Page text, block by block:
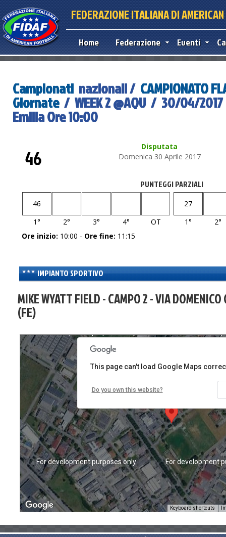
FEDERAZIONE ITALIANA DI
Home Federazione Eventi
Campionati nazionali / CAMPIONATO
Giornate/ WEEK 2 @AQU / 30/04/2017
Emilia Ore 10:00
Disputata
Domenica 30 Aprile 2017
46
PUNTEGGI PARZIALI
46
1°
2° 3° 4° OT
27
1°
2°
Ore inizio: 10:00 - Ore fine: 11:15
IMPIANTO SPORTIVO
MIKE WYATT FIELD - CAMPO 2 - VIA DOMENICO
(FE)
For development
For development purposes only
For development purposes only For development
Keyboard shortcuts
This page can't load Google Maps
Do you own this website?